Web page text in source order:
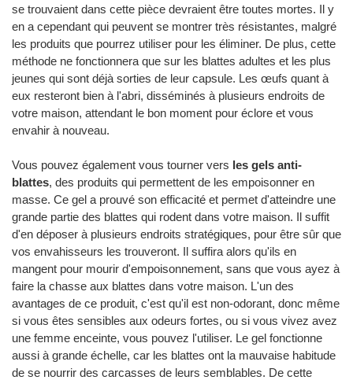
se trouvaient dans cette pièce devraient être toutes mortes. Il y
en a cependant qui peuvent se montrer très résistantes, malgré
les produits que pourrez utiliser pour les éliminer. De plus, cette
méthode ne fonctionnera que sur les blattes adultes et les plus
jeunes qui sont déjà sorties de leur capsule. Les œufs quant à
eux resteront bien à l'abri, disséminés à plusieurs endroits de
votre maison, attendant le bon moment pour éclore et vous
envahir à nouveau.
Vous pouvez également vous tourner vers les gels anti-
blattes, des produits qui permettent de les empoisonner en
masse. Ce gel a prouvé son efficacité et permet d'atteindre une
grande partie des blattes qui rodent dans votre maison. Il suffit
d'en déposer à plusieurs endroits stratégiques, pour être sûr que
vos envahisseurs les trouveront. Il suffira alors qu'ils en
mangent pour mourir d'empoisonnement, sans que vous ayez à
faire la chasse aux blattes dans votre maison. L'un des
avantages de ce produit, c'est qu'il est non-odorant, donc même
si vous êtes sensibles aux odeurs fortes, ou si vous vivez avez
une femme enceinte, vous pouvez l'utiliser. Le gel fonctionne
aussi à grande échelle, car les blattes ont la mauvaise habitude
de se nourrir des carcasses de leurs semblables. De cette